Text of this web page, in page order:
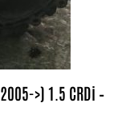
>) 1.5 CRDi –